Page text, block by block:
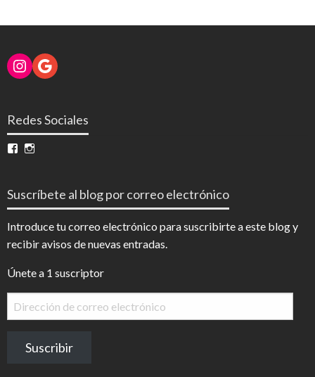
Instagram
Google
Redes Sociales
Ver
en en
Suscríbete al blog por correo electrónico
Introduce tu correo electrónico para suscribirte a este blog y
recibir avisos de nuevas entradas.
Únete a 1 suscriptor
Dirección
de
electrónico
Suscribir